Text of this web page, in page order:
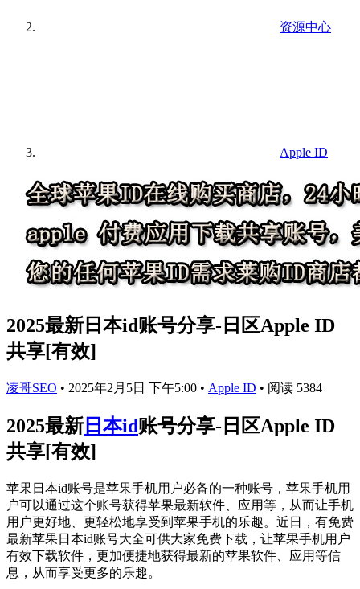
资源中心
Apple ID
2025最新日本id账号分享-日区Apple ID
共享[有效]
凌哥SEO • 2025年2月5日 下午5:00 • Apple ID • 阅读 5384
2025最新 日本id账号分享-日区Apple ID
共享[有效]
苹果日本id账号是苹果手机用户必备的一种账号，苹果手机用
户可以通过这个账号获得苹果最新软件、应用等，从而让手机
用户更好地、更轻松地享受到苹果手机的乐趣。近日，有免费
最新苹果日本id账号大全可供大家免费下载，让苹果手机用户
有效下载软件，更加便捷地获得最新的苹果软件、应用等信
息，从而享受更多的乐趣。